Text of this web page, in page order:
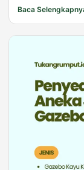
Baca